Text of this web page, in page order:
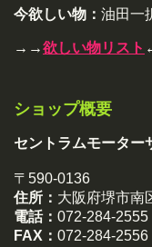
今欲しい物： 油田一
→→欲しい物リスト
ショップ概要
セントラムモーター
〒590-0136
住所： 大阪府堺市南
電話： 072-284-2555
FAX： 072-284-2556